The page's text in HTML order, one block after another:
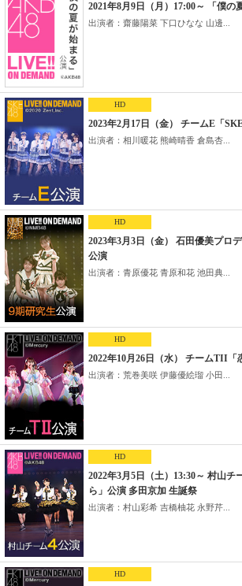
2021年8月9日（月）17:00～ 「僕の
出演者：齋藤陽菜 下口ひなな 山邊...
HD
2023年2月17日（金） チームE「
出演者：相川暖花 熊崎晴香 倉島杏...
HD
2023年3月3日（金） 石田優美プロ
公演
出演者：青原優花 青原和花 池田典...
HD
2022年10月26日（水） チームTII「
出演者：荒巻美咲 伊藤優絵瑠 小田...
HD
2022年3月5日（土）13:30～ 村山チ
ら」公演 多田京加 生誕祭
出演者：村山彩希 吉橋柚花 永野芹...
HD